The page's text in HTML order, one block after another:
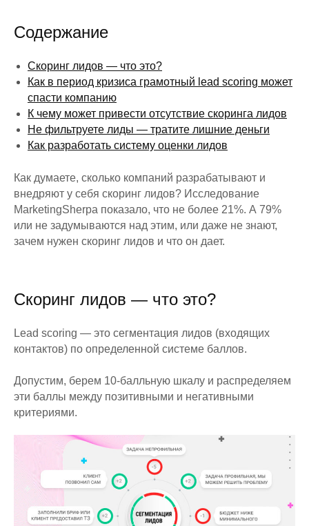
Содержание
Скоринг лидов — что это?
Как в период кризиса грамотный lead scoring может
спасти компанию
К чему может привести отсутствие скоринга лидов
Не фильтруете лиды — тратите лишние деньги
Как разработать систему оценки лидов
Как думаете, сколько компаний разрабатывают и
внедряют у себя скоринг лидов? Исследование
MarketingSherpa показало, что не более 21%. А 79%
или не задумываются над этим, или даже не знают,
зачем нужен скоринг лидов и что он дает.
Скоринг лидов — что это?
Lead scoring — это сегментация лидов (входящих
контактов) по определенной системе баллов.
Допустим, берем 10-балльную шкалу и распределяем
эти баллы между позитивными и негативными
критериями.